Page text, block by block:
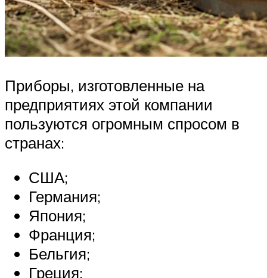
Приборы, изготовленные на
предприятиях этой компании
пользуются огромным спросом в
странах:
США;
Германия;
Япония;
Франция;
Бельгия;
Греция;